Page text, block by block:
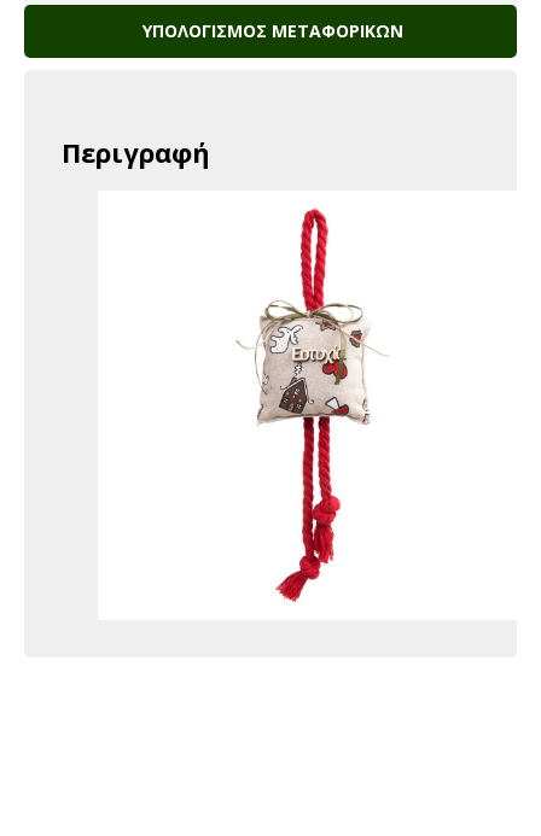
ΥΠΟΛΟΓΙΣΜΌΣ ΜΕΤΑΦΟΡΙΚΏΝ
Περιγραφή